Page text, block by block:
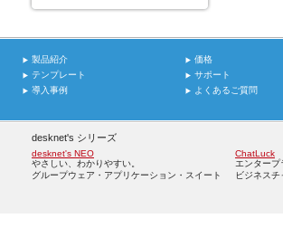
製品紹介
テンプレート
導入事例
価格
サポート
よくあるご質問
desknet's シリーズ
desknet's NEO
やさしい、わかりやすい。
グループウェア・アプリケーション・スイート
ChatLuck
エンタープ
ビジネス